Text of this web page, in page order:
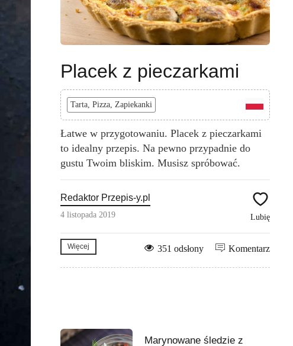
Placek z pieczarkami
Tarta, Pizza, Zapiekanki
Łatwe w przygotowaniu. Placek z pieczarkami
to idealny przepis. Na pewno przypadnie do
gustu Twoim bliskim. Musisz spróbować.
Redaktor Przepis-y.pl
4 listopada 2019 Lubię
Więcej Komentarz
351 odsłony
Marynowane śledzie z